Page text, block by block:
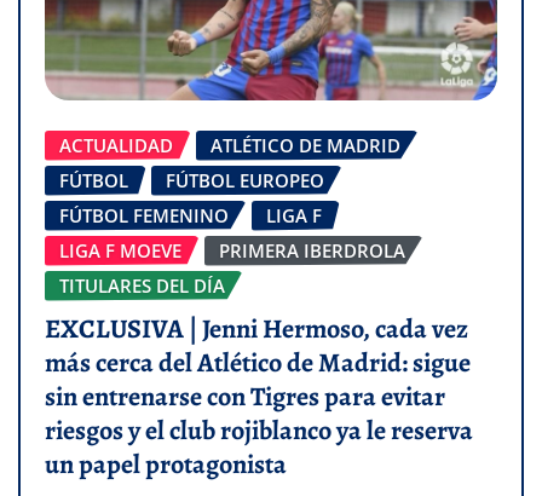
ACTUALIDAD
ATLÉTICO DE MADRID
FÚTBOL
FÚTBOL EUROPEO
FÚTBOL FEMENINO
LIGA F
LIGA F MOEVE
PRIMERA IBERDROLA
TITULARES DEL DÍA
EXCLUSIVA | Jenni Hermoso, cada vez
más cerca del Atlético de Madrid: sigue
sin entrenarse con Tigres para evitar
riesgos y el club rojiblanco ya le reserva
un papel protagonista